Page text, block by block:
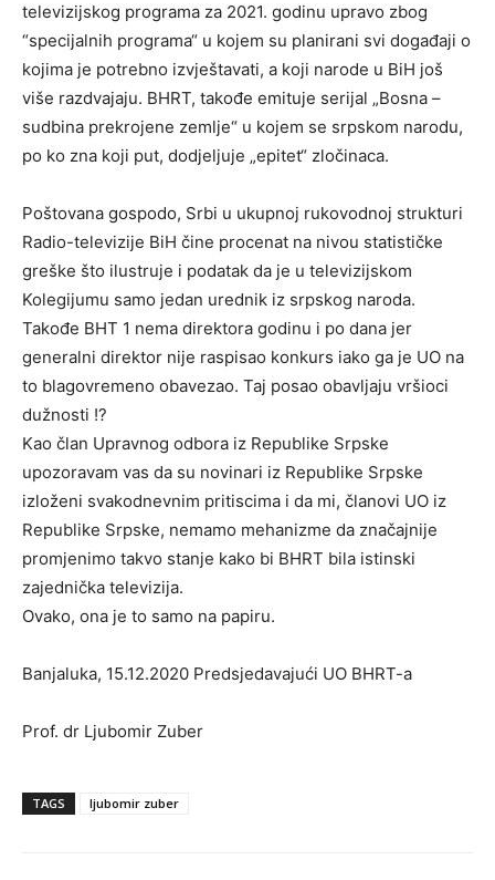
televizijskog programa za 2021. godinu upravo zbog
“specijalnih programa“ u kojem su planirani svi događaji o
kojima je potrebno izvještavati, a koji narode u BiH još
više razdvajaju. BHRT, takođe emituje serijal „Bosna –
sudbina prekrojene zemlje“ u kojem se srpskom narodu,
po ko zna koji put, dodjeljuje „epitet“ zločinaca.
Poštovana gospodo, Srbi u ukupnoj rukovodnoj strukturi
Radio-televizije BiH čine procenat na nivou statističke
greške što ilustruje i podatak da je u televizijskom
Kolegijumu samo jedan urednik iz srpskog naroda.
Takođe BHT 1 nema direktora godinu i po dana jer
generalni direktor nije raspisao konkurs iako ga je UO na
to blagovremeno obavezao. Taj posao obavljaju vršioci
dužnosti !?
Kao član Upravnog odbora iz Republike Srpske
upozoravam vas da su novinari iz Republike Srpske
izloženi svakodnevnim pritiscima i da mi, članovi UO iz
Republike Srpske, nemamo mehanizme da značajnije
promjenimo takvo stanje kako bi BHRT bila istinski
zajednička televizija.
Ovako, ona je to samo na papiru.
Banjaluka, 15.12.2020 Predsjedavajući UO BHRT-a
Prof. dr Ljubomir Zuber
TAGS ljubomir zuber